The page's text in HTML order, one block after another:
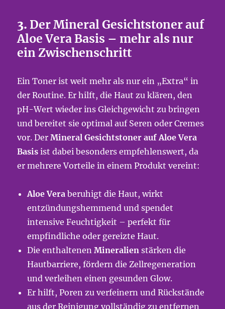
3.Der Mineral Gesichtstoner auf
Aloe Vera Basis – mehr als nur
ein Zwischenschritt
Ein Toner ist weit mehr als nur ein „Extra“ in
der Routine. Er hilft, die Haut zu klären, den
pH-Wert wieder ins Gleichgewicht zu bringen
und bereitet sie optimal auf Seren oder Cremes
vor. DerMineral Gesichtstoner auf Aloe Vera
Basis ist dabei besonders empfehlenswert, da
er mehrere Vorteile in einem Produkt vereint:
Aloe Vera beruhigt die Haut, wirkt
entzündungshemmend und spendet
intensive Feuchtigkeit – perfekt für
empfindliche oder gereizte Haut.
Die enthaltenenMineralien stärken die
Hautbarriere, fördern die Zellregeneration
und verleihen einen gesunden Glow.
Er hilft, Poren zu verfeinern und Rückstände
aus der Reinigung vollständig zu entfernen